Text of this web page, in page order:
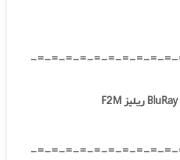
-=-=-=-=-=-=-=-=-=-
-=-=-=-=-=-=-=-=-=-